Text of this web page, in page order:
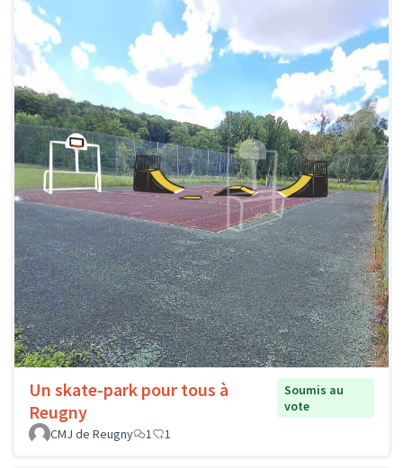
Un skate-park pour tous à
Reugny
Soumis au
vote
CMJ de Reugny
1 1